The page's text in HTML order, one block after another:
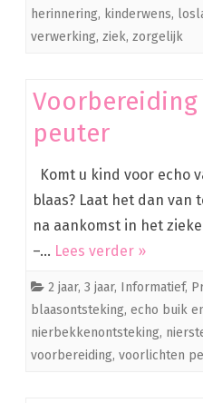
herinnering, kinderwens,
verwerking, ziek, zorgelijk
peuter
Komt u kind voor echo
blaas? Laat het dan van
na aankomst in het
–… Lees verder »
2 jaar, 3 jaar, Informatief,
blaasontsteking, echo buik
nierbekkenontsteking,
voorbereiding, voorlichten